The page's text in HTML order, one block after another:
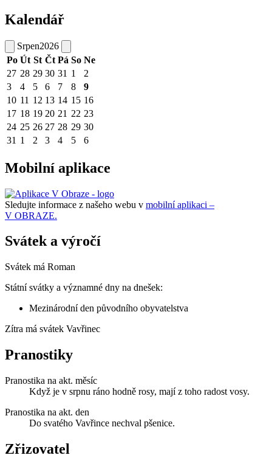
Kalendář
Srpen2026
Po Út St Čt Pá So Ne
27 28 29 30 31 1
2
3
4 5 6 7 8
9
10 11 12 13 14 15 16
17 18 19 20 21 22 23
24 25 26 27 28 29 30
31 1 2 3 4 5 6
Mobilní aplikace
Sledujte informace z našeho webu v mobilní aplikaci –
V OBRAZE.
Svátek a výročí
Svátek má Roman
Státní svátky a významné dny na dnešek:
Mezinárodní den původního obyvatelstva
Zítra má svátek Vavřinec
Pranostiky
Pranostika na akt. měsíc
Když je v srpnu ráno hodně rosy, mají z toho radost vosy.
Pranostika na akt. den
Do svatého Vavřince nechval pšenice.
Zřizovatel